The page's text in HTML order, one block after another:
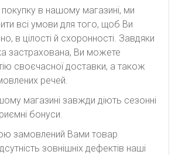
в нашому магазині, ми
всі умови для того, щоб Ви
в цілості й схоронності. Завдяки
застрахована, Ви можете
своєчасної доставки, а також
речей.
магазині завжди діють сезонні
бонуси.
замовлений Вами товар
зовнішніх дефектів наші